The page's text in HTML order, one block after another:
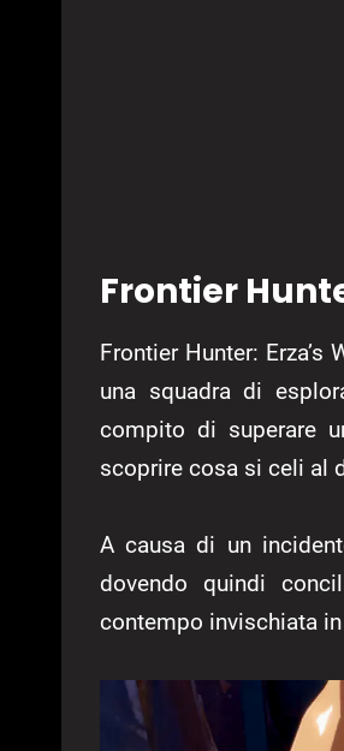
Frontier
Frontier Hunter:
una squadra di
compito di superare
scoprire cosa si celi al
A causa di un
dovendo quindi
contempo invischiata